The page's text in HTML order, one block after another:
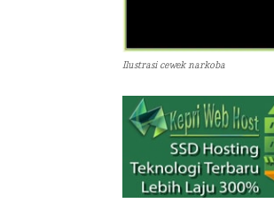
Ilustrasi cewek narkoba